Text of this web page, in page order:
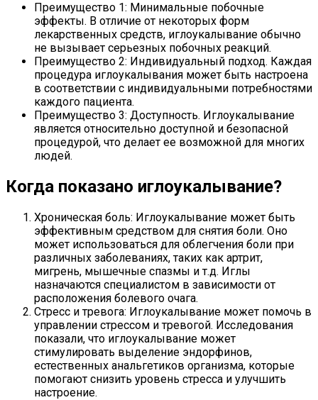
Преимущество 1: Минимальные побочные
эффекты. В отличие от некоторых форм
лекарственных средств, иглоукалывание обычно
не вызывает серьезных побочных реакций.
Преимущество 2: Индивидуальный подход. Каждая
процедура иглоукалывания может быть настроена
в соответствии с индивидуальными потребностями
каждого пациента.
Преимущество 3: Доступность. Иглоукалывание
является относительно доступной и безопасной
процедурой, что делает ее возможной для многих
людей.
Когда показано иглоукалывание?
Хроническая боль: Иглоукалывание может быть
эффективным средством для снятия боли. Оно
может использоваться для облегчения боли при
различных заболеваниях, таких как артрит,
мигрень, мышечные спазмы и т.д. Иглы
назначаются специалистом в зависимости от
расположения болевого очага.
Стресс и тревога: Иглоукалывание может помочь в
управлении стрессом и тревогой. Исследования
показали, что иглоукалывание может
стимулировать выделение эндорфинов,
естественных анальгетиков организма, которые
помогают снизить уровень стресса и улучшить
настроение.